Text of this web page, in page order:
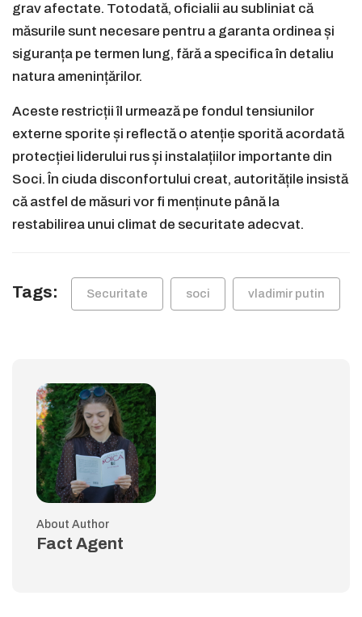
grav afectate. Totodată, oficialii au subliniat că
măsurile sunt necesare pentru a garanta ordinea și
siguranța pe termen lung, fără a specifica în detaliu
natura amenințărilor.
Aceste restricții îl urmează pe fondul tensiunilor
externe sporite și reflectă o atenție sporită acordată
protecției liderului rus și instalațiilor importante din
Soci. În ciuda disconfortului creat, autoritățile insistă
că astfel de măsuri vor fi menținute până la
restabilirea unui climat de securitate adecvat.
Tags: Securitate soci vladimir putin
About Author
Fact Agent